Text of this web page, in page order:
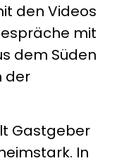
den Videos
mit
dem Süden
der
Gastgeber
In